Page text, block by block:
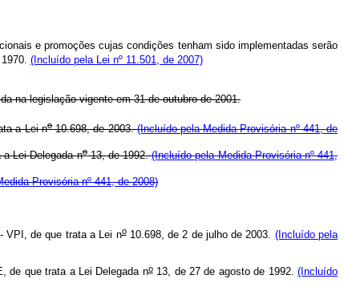
e promoções cujas condições tenham sido implementadas serão
(Incluído pela Lei nº 11.501, de 2007)
na legislação vigente em 31 de outubro de 2001.
a Lei no10.698, de 2003.(Incluído pela Medida Provisória nº 441, de
Lei Delegada no13, de 1992.(Incluído pela Medida Provisória nº 441,
Provisória nº 441, de 2008)
VPI, de que trata a Lei no10.698, de 2 de julho de 2003. (Incluído pela
de que trata a Lei Delegada no13, de 27 de agosto de 1992.(Incluído